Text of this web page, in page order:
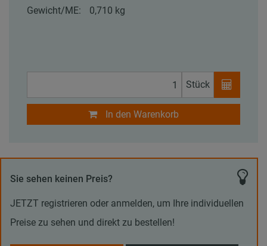
Gewicht/ME:
0,710 kg
Stück
In den Warenkorb
Sie sehen keinen Preis?
JETZT registrieren oder anmelden, um Ihre individuellen
Preise zu sehen und direkt zu bestellen!